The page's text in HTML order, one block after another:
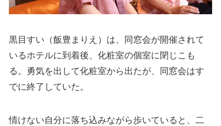
黒目すい（飯豊まりえ）は、同窓会が開催されて
いるホテルに到着後、化粧室の個室に閉じこも
る。勇気を出して化粧室から出たが、同窓会はす
でに終了していた。
情けない自分に落ち込みながら歩いていると、二